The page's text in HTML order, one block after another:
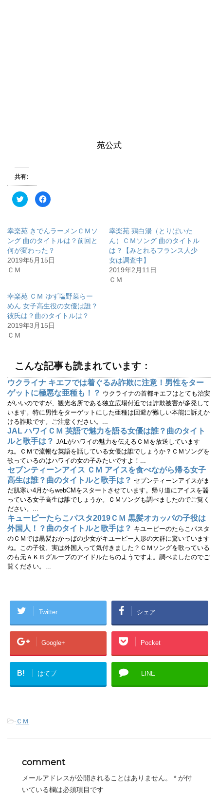
苑公式
共有:
ク
リ
て
T
w
i
t
t
e
新
し
い
ウ
ィ
ン
ま
す
F
a
o
k
で
共
有
す
ッ
ク
し
て
く
だ
い
ウ
ィ
ン
ド
ウ
で
開
き
ま
幸楽苑 きでんラーメンＣＭソ
ング 曲のタイトルは？前回と
何が変わった？
2019年5月15日
ＣＭ
幸楽苑 鶏白湯（とりぱいた
ん）ＣＭソング 曲のタイトル
は？【みとれるフランス人少
女は調査中】
2019年2月11日
ＣＭ
幸楽苑 ＣＭ ゆず塩野菜らー
めん 女子高生役の女優は誰？
彼氏は？曲のタイトルは？
2019年3月15日
ＣＭ
こんな記事も読まれています：
ウクライナ キエフでは着ぐるみ詐欺に注意！男性をター
ゲットに極悪な亜種も！？ ウクライナの首都キエフはとても治安
がいいのですが、観光名所である独立広場付近では詐欺被害が多発して
います。特に男性をターゲットにした亜種は回避が難しい本能に訴えか
ける詐欺です。ご注意ください。...
JAL ハワイＣＭ 英語で魅力を語る女優は誰？曲のタイト
ルと歌手は？ JALがハワイの魅力を伝えるＣＭを放送しています
ね。ＣＭで流暢な英語を話している女優は誰でしょうか？ＣＭソングを
歌っているのはハワイの女の子みたいですよ！...
セブンティーンアイス ＣＭ アイスを食べながら帰る女子
高生は誰？曲のタイトルと歌手は？ セブンティーンアイスがま
だ肌寒い4月からwebCMをスタートさせています。帰り道にアイスを齧
っている女子高生は誰でしょうか。ＣＭソングも調べましたのでご覧く
ださい。...
キューピーたらこパスタ2019ＣＭ 黒髪オカッパの子役は
外国人！？曲のタイトルと歌手は？ キユーピーのたらこパスタ
のＣＭでは黒髪おかっぱの少女がキユーピー人形の大群に驚いています
ね。この子役、実は外国人って気付きました？ＣＭソングを歌っている
のも元ＡＫＢグループのアイドルたちのようですよ。調べましたのでご
覧ください。...
Twitter シェア
Google+ Pocket
B! はてブ LINE
- ＣＭ
comment
メールアドレスが公開されることはありません。 * が付
いている欄は必須項目です